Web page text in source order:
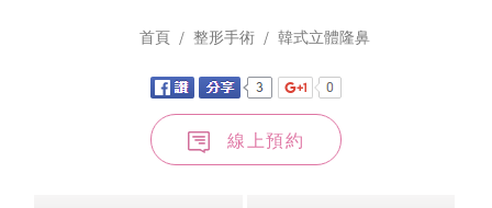
首頁 整形手術 韓式立體隆鼻
線上預約